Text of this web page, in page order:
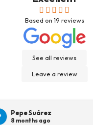
Based on 19 reviews
See all reviews
Leave a review
Pepe Suárez
8 months ago